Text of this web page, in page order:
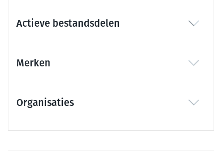
Actieve bestandsdelen
Merken
Organisaties